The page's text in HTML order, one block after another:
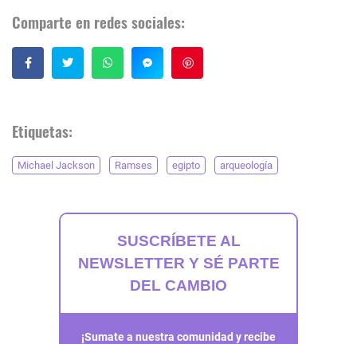
Comparte en redes sociales:
Etiquetas:
Michael Jackson Ramses egipto arqueología
SUSCRÍBETE AL
NEWSLETTER Y SÉ PARTE
DEL CAMBIO
¡Sumate a nuestra comunidad y recibe